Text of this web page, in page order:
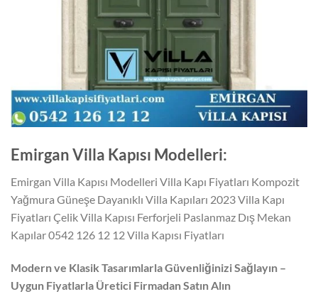
Emirgan Villa Kapısı Modelleri:
Emirgan Villa Kapısı Modelleri Villa Kapı Fiyatları Kompozit
Yağmura Güneşe Dayanıklı Villa Kapıları 2023 Villa Kapı
Fiyatları Çelik Villa Kapısı Ferforjeli Paslanmaz Dış Mekan
Kapılar 0542 126 12 12 Villa Kapısı Fiyatları
Modern ve Klasik Tasarımlarla Güvenliğinizi Sağlayın –
Uygun Fiyatlarla Üretici Firmadan Satın Alın